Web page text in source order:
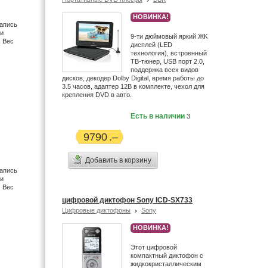
Вес
Вес
Dune (5)
Dvico (2)
DVTech (1)
Edic (6)
Ellion (4)
EMOL (2)
Ergo (1)
Ericsson (1)
Eton (23)
Explay (4)
Garmin (8)
Gmini (2)
Grace Digital (2)
Grundig (14)
Gueray (12)
Haier (4)
НОВИНКА!
9-ти дюймовый яркий ЖК
дисплей (LED
технология), встроенный
ТВ-тюнер, USB порт 2.0,
поддержка всех видов
дисков, декодер Dolby Digital, время работы до
3.5 часов, адаптер 12В в комплекте, чехол для
крепления DVD в авто.
Есть в наличии 3
9790
Добавить в корзину
цифровой диктофон Sony ICD-SX733
Цифровые диктофоны Sony
НОВИНКА!
Этот цифровой
компактный диктофон с
жидкокристаллическим